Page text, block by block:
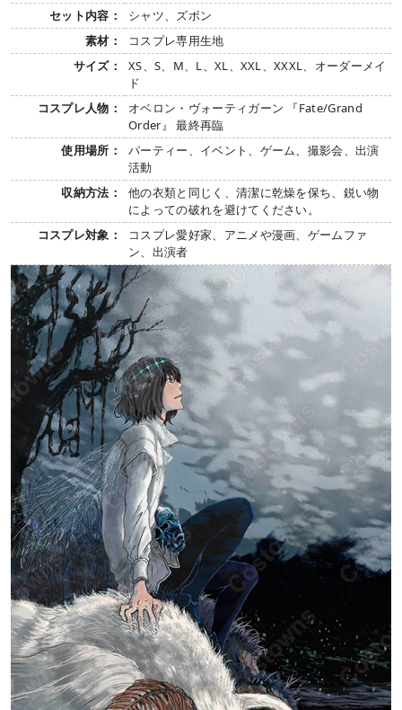
セット内容：
シャツ、ズボン
素材：
コスプレ専用生地
サイズ：
XS、S、M、L、XL、XXL、XXXL、オーダーメイ
ド
コスプレ人物：
オベロン・ヴォーティガーン 『Fate/Grand
Order』 最終再臨
使用場所：
パーティー、イベント、ゲーム、撮影会、出演
活動
収納方法：
他の衣類と同じく、清潔に乾燥を保ち、鋭い物
によっての破れを避けてください。
コスプレ対象：
コスプレ愛好家、アニメや漫画、ゲームファ
ン、出演者